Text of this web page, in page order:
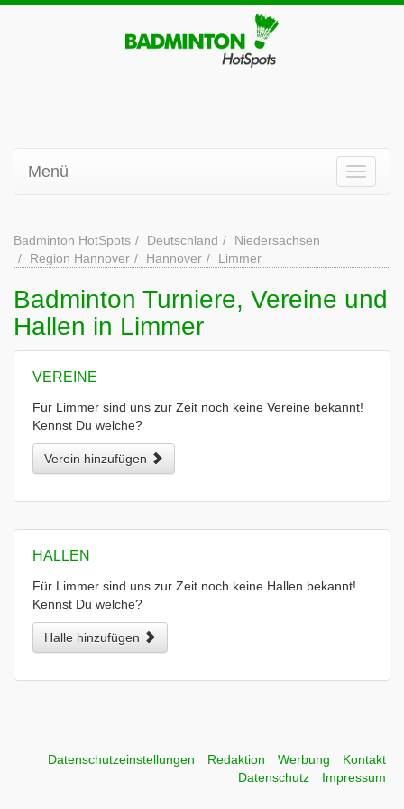
Menü
Badminton HotSpots Deutschland
Niedersachsen
Region Hannover
Hannover Limmer
Badminton Turniere, Vereine und
Hallen in Limmer
VEREINE
Für Limmer sind uns zur Zeit noch keine Vereine bekannt!
Kennst Du welche?
Verein hinzufügen
HALLEN
Für Limmer sind uns zur Zeit noch keine Hallen bekannt!
Kennst Du welche?
Halle hinzufügen
Datenschutzeinstellungen Redaktion Werbung
Kontakt
Datenschutz
Impressum